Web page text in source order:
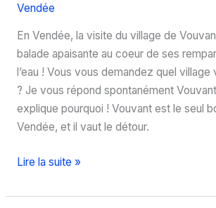
Vendée
En Vendée, la visite du village de
balade apaisante au coeur de ses
l’eau ! Vous vous demandez quel
? Je vous répond spontanément
explique pourquoi ! Vouvant est le seul
Vendée, et il vaut le détour.
Visitez
Petite
Lire la suite »